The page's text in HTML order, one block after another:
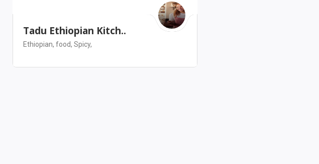
Tadu Ethiopian Kitch..
Ethiopian, food, Spicy,